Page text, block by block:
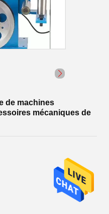
de machines
mécaniques de